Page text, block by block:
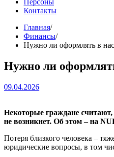
Персоны
Контакты
Главная
Финансы
Нужно ли оформлять в
Нужно ли
09.04.2026
Некоторые граждане
не возникнет. Об этом – на
Потеря близкого человека –
юридические вопросы, в том